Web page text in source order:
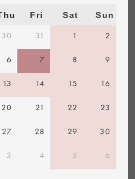
Fri Sat Sun
30 31 1 2
6 7 8 9
13 14 15 16
20 21 22 23
27 28 29 30
3 4 5 6